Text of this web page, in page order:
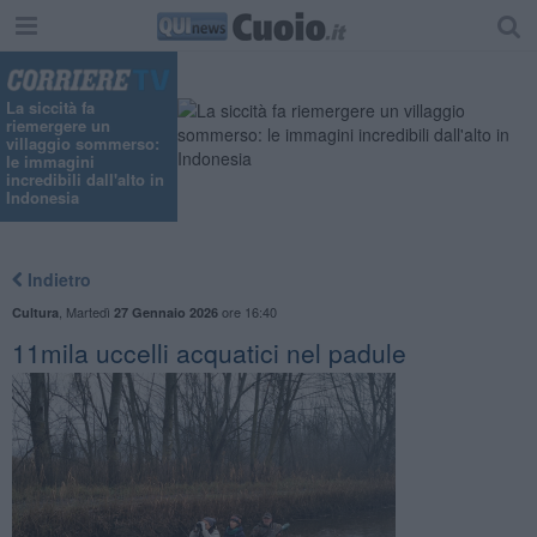
La siccità fa
riemergere un
villaggio sommerso:
le immagini
incredibili dall'alto in
Indonesia
Indietro
Cultura Martedì 27 Gennaio 2026ore 16:40
11mila uccelli acquatici nel padule